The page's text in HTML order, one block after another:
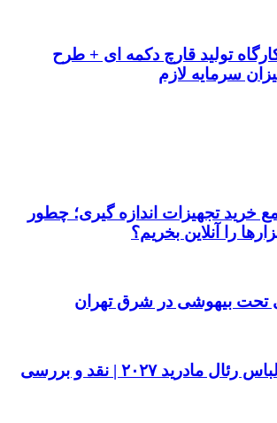
تولید قارچ دکمه ای + طرح
سرمایه لازم
خرید تجهیزات اندازه گیری؛ چطور
را آنلاین بخریم؟
تحت بیهوشی در شرق تهران
مادرید ۲۰۲۷ | نقد و بررسی